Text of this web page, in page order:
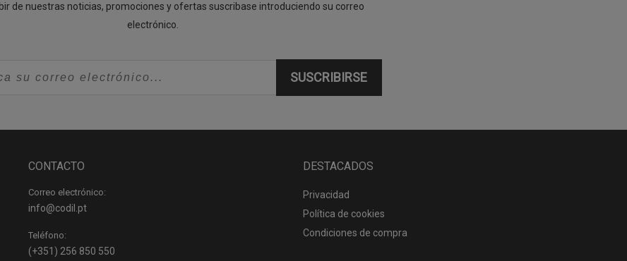
de nuestras noticias, promociones y ofertas suscribase introduciendo su correo
electrónico.
SUSCRIBIRSE
CONTACTO
Correo electrónico:
info@codil.pt
Teléfono:
(+351) 256 850 550
DESTACADOS
Privacidad
Política de cookies
Condiciones de compra